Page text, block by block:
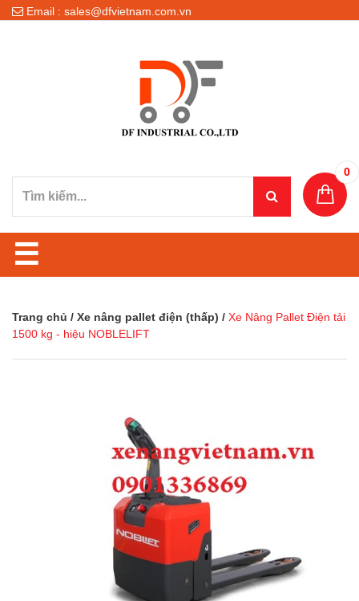
Email : sales@dfvietnam.com.vn
0
☰
Trang chủ / Xe nâng pallet điện (thấp) / Xe Nâng Pallet Điện tải
1500 kg - hiệu NOBLELIFT